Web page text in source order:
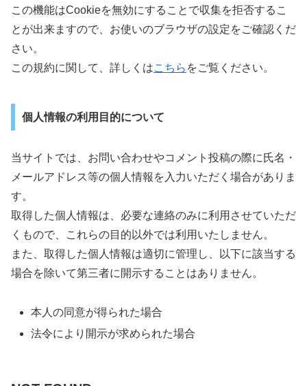
この機能はCookieを無効にすることで収集を拒否するこ
とが出来ますので、お使いのブラウザの設定をご確認くだ
さい。
この規約に関して、詳しくはこちら をご覧ください。
個人情報の利用目的について
当サイトでは、お問い合わせやコメント投稿の際に氏名・
メールアドレス等の個人情報を入力いただく場合がありま
す。
取得した個人情報は、必要な連絡のみに利用させていただ
くもので、これらの目的以外では利用いたしません。
また、取得した個人情報は適切に管理し、以下に該当する
場合を除いて第三者に開示することはありません。
本人の同意が得られた場合
法令により開示が求められた場合